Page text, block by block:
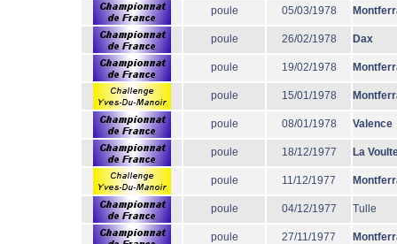
poule 05/03/1978
poule 26/02/1978 Dax
poule 19/02/1978
poule 15/01/1978
poule 08/01/1978 Valence
poule 18/12/1977 La
poule 11/12/1977
poule 04/12/1977 Tulle
poule 27/11/1977